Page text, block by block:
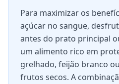
Para maximizar os
açúcar no sangue,
antes do prato principal
um alimento rico em
grelhado, feijão branco
frutos secos. A